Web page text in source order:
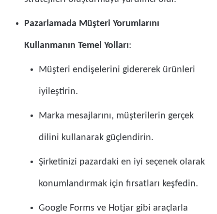
Pazarlamada Müşteri Yorumlarını
Kullanmanın Temel Yolları:
Müşteri endişelerini gidererek ürünleri
iyileştirin.
Marka mesajlarını, müşterilerin gerçek
dilini kullanarak güçlendirin.
Şirketinizi pazardaki en iyi seçenek olarak
konumlandırmak için fırsatları keşfedin.
Google Forms ve Hotjar gibi araçlarla